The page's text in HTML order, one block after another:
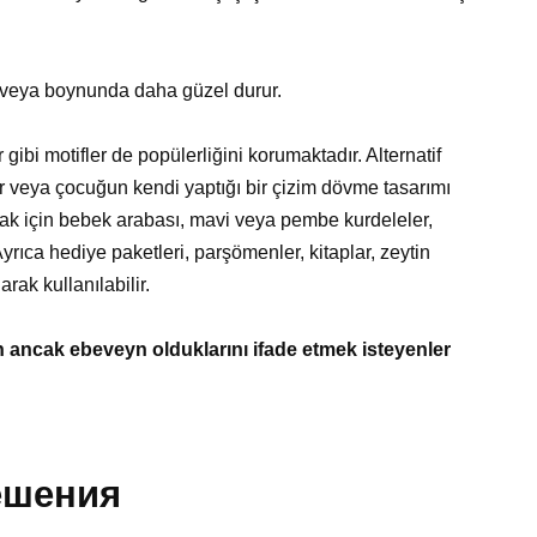
boynunda daha güzel durur.
gibi motifler de popülerliğini korumaktadır. Alternatif
çocuğun kendi yaptığı bir çizim dövme tasarımı
için bebek arabası, mavi veya pembe kurdeleler,
hediye paketleri, parşömenler, kitaplar, zeytin
kullanılabilir.
ebeveyn olduklarını ifade etmek isteyenler